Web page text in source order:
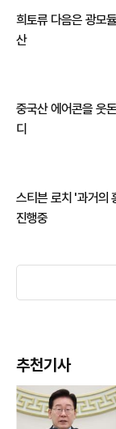
희토류 다음은 광모
산
중국산 에어콘을 웃
디
스티븐 로치 '과거의
진행중
추천기사